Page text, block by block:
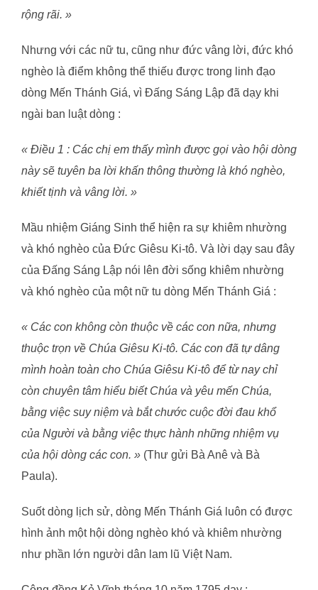
rộng rãi. »
Nhưng với các nữ tu, cũng như đức vâng lời, đức khó
nghèo là điểm không thể thiếu được trong linh đạo
dòng Mến Thánh Giá, vì Đấng Sáng Lập đã dạy khi
ngài ban luật dòng :
« Điều 1 : Các chị em thấy mình được gọi vào hội dòng
này sẽ tuyên ba lời khấn thông thường là khó nghèo,
khiết tịnh và vâng lời. »
Mầu nhiệm Giáng Sinh thể hiện ra sự khiêm nhường
và khó nghèo của Đức Giêsu Ki-tô. Và lời dạy sau đây
của Đấng Sáng Lập nói lên đời sống khiêm nhường
và khó nghèo của một nữ tu dòng Mến Thánh Giá :
« Các con không còn thuộc về các con nữa, nhưng
thuộc trọn về Chúa Giêsu Ki-tô. Các con đã tự dâng
mình hoàn toàn cho Chúa Giêsu Ki-tô để từ nay chỉ
còn chuyên tâm hiểu biết Chúa và yêu mến Chúa,
bằng việc suy niệm và bắt chước cuộc đời đau khổ
của Người và bằng việc thực hành những nhiệm vụ
của hội dòng các con. » (Thư gửi Bà Anê và Bà
Paula).
Suốt dòng lịch sử, dòng Mến Thánh Giá luôn có được
hình ảnh một hội dòng nghèo khó và khiêm nhường
như phần lớn người dân lam lũ Việt Nam.